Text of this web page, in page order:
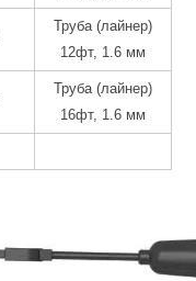
Труба (лайнер)
12фт, 1.6 мм
Труба (лайнер)
16фт, 1.6 мм